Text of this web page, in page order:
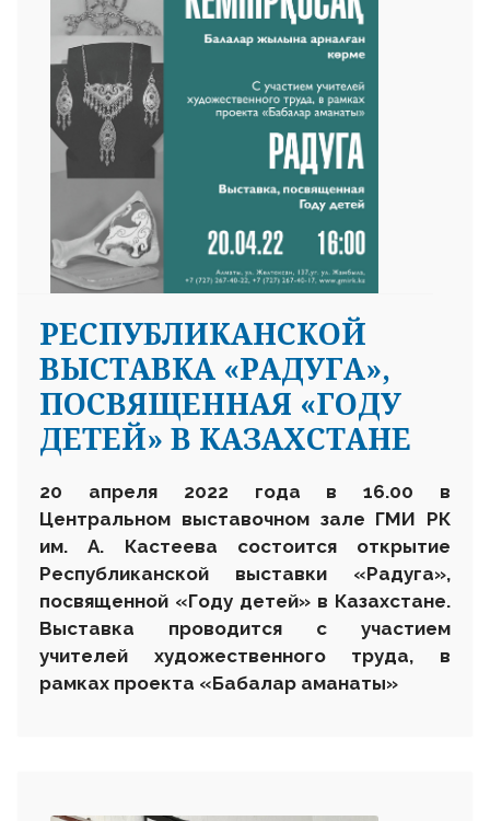
РЕСПУБЛИКАНСКОЙ
ВЫСТАВКА «РАДУГА»,
ПОСВЯЩЕННАЯ «ГОДУ
ДЕТЕЙ» В КАЗАХСТАНЕ
20 апреля 2022 года в 16.00 в
Центральном выставочном зале ГМИ РК
им. А. Кастеева состоится открытие
Республиканской выставки «Радуга»,
посвященной «Году детей» в Казахстане.
Выставка проводится с участием
учителей художественного труда, в
рамках проекта «Бабалар аманаты»